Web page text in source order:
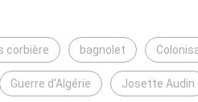
corbière bagnolet
Guerre d'Algérie Josette Audin